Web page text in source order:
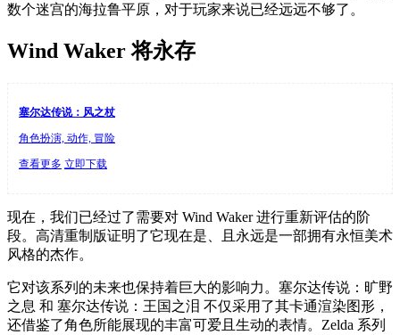
数个迷宫的海拉鲁平原，对于玩家来说已经远远不够了。
Wind Waker 将永存
塞尔达传说：风之杖
角色扮演, 动作, 冒险
查看更多 立即下载
现在，我们已经过了需要对 Wind Waker 进行重新评估的阶
段。高清重制版证明了它现在是、且永远是一部拥有永恒美术
风格的杰作。
它对该系列的未来也保持着巨大的影响力。塞尔达传说：旷野
之息 和 塞尔达传说：王国之泪 不仅采用了其卡通渲染图形，
还借鉴了角色所能展现的丰富可爱且生动的表情。Zelda 系列